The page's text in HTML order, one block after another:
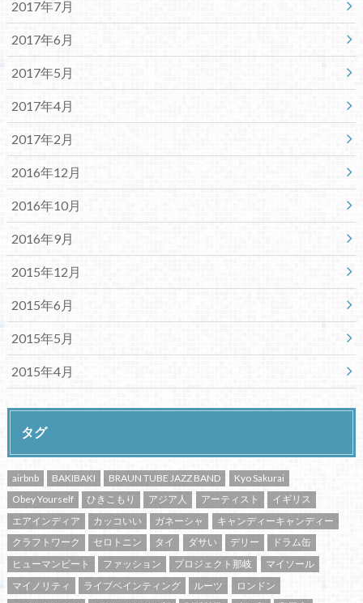
2017年7月
2017年6月
2017年5月
2017年4月
2017年2月
2016年12月
2016年10月
2016年9月
2015年12月
2015年6月
2015年5月
2015年4月
タグ
airbnb BAKIBAKI BRAUN TUBE JAZZ BAND
Kyo Sakurai
Obey Yourself
ひきこもり アジア人 アーティスト
イギリス
エアインディア
カッコいい ガネーシャ
キャンディーキャンディー
クラフトワーク
セロトニン タイ ダサい デリー
ドラム缶
ヒューマンビート
ファッション プロジェクト那岐
マイソール
マイノリティ
ライブペインティング ルーツ
ロンドン